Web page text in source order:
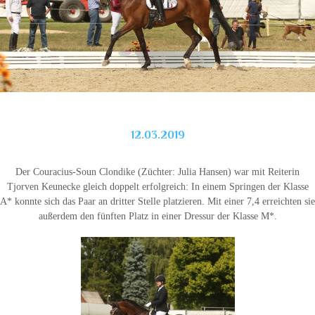
12.03.2019
Der Couracius-Soun Clondike (Züchter: Julia Hansen) war mit Reiterin
Tjorven Keunecke gleich doppelt erfolgreich: In einem Springen der Klasse
A* konnte sich das Paar an dritter Stelle platzieren. Mit einer 7,4 erreichten sie
außerdem den fünften Platz in einer Dressur der Klasse M*.